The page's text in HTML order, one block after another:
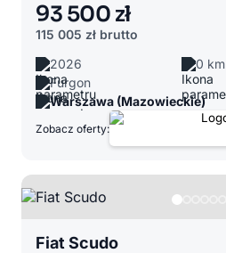
93 500 zł
115 005 zł brutto
2026
0 km
Furgon
Warszawa (Mazowieckie)
Zobacz oferty:
Fiat Scudo